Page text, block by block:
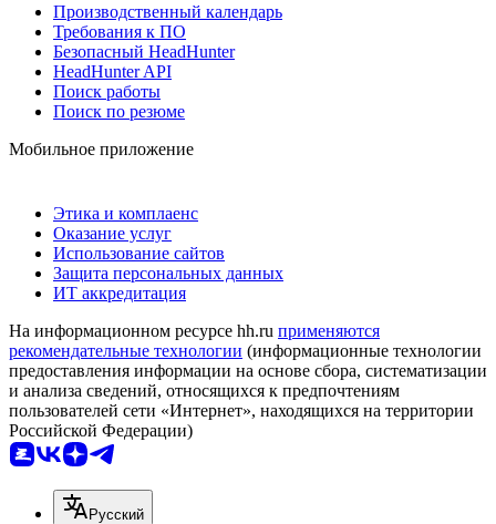
Производственный календарь
Требования к ПО
Безопасный HeadHunter
HeadHunter API
Поиск работы
Поиск по резюме
Мобильное приложение
Этика и комплаенс
Оказание услуг
Использование сайтов
Защита персональных данных
ИТ аккредитация
На информационном ресурсе hh.ru применяются
рекомендательные технологии (информационные технологии
предоставления информации на основе сбора, систематизации
и анализа сведений, относящихся к предпочтениям
пользователей сети «Интернет», находящихся на территории
Российской Федерации)
Русский